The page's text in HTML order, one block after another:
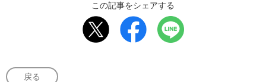
この記事をシェアする
戻る